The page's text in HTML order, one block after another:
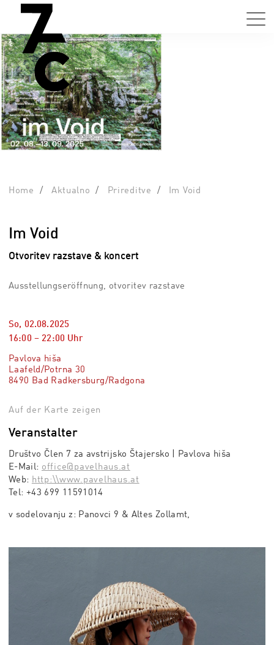
Home Aktualno Prireditve Im Void
Im Void
Otvoritev razstave & koncert
Ausstellungseröffnung, otvoritev razstave
So, 02.08.2025
16:00 – 22:00 Uhr
Pavlova hiša
Laafeld/Potrna 30
8490 Bad Radkersburg/Radgona
Auf der Karte zeigen
Veranstalter
Društvo Člen 7 za avstrijsko Štajersko | Pavlova hiša
E-Mail: office@pavelhaus.at
Web: http:\\www.pavelhaus.at
Tel: +43 699 11591014
v sodelovanju z: Panovci 9 & Altes Zollamt,